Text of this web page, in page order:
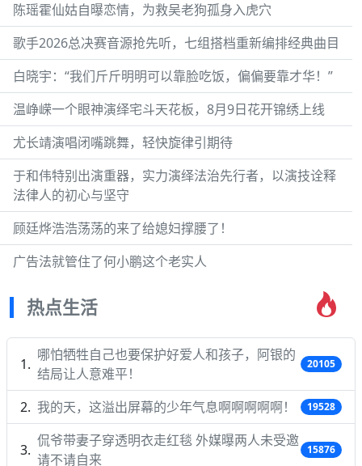
陈瑶霍仙姑自曝恋情，为救吴老狗孤身入虎穴
歌手2026总决赛音源抢先听，七组搭档重新编排经典曲目
白晓宇：“我们斤斤明明可以靠脸吃饭，偏偏要靠才华！”
温峥嵘一个眼神演绎宅斗天花板，8月9日花开锦绣上线
尤长靖演唱闭嘴跳舞，轻快旋律引期待
于和伟特别出演重器，实力演绎法治先行者，以演技诠释
法律人的初心与坚守
顾廷烨浩浩荡荡的来了给媳妇撑腰了！
广告法就管住了何小鹏这个老实人
热点生活
哪怕牺牲自己也要保护好爱人和孩子，阿银的
结局让人意难平！
20105
我的天，这溢出屏幕的少年气息啊啊啊啊啊！ 19528
侃爷带妻子穿透明衣走红毯 外媒曝两人未受邀
请不请自来
15876